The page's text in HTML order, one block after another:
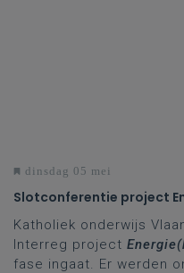
dinsdag 05 mei
Slotconferentie project
Katholiek onderwijs
Interreg project
fase ingaat. Er werden